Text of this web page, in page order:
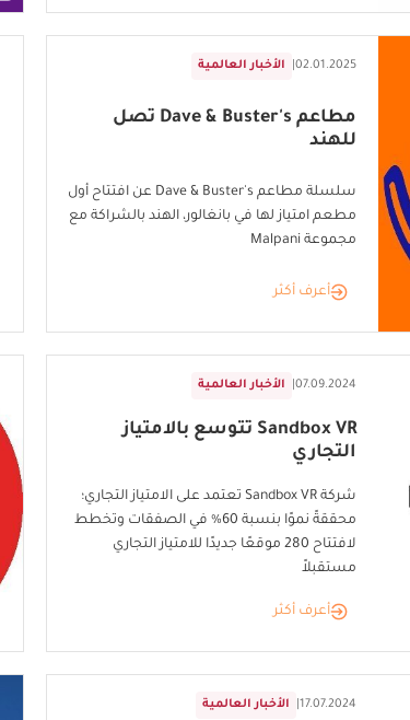
الأخبار العالمية 02.01.2025
مطاعم Dave & Buster's تصل
للهند
سلسلة مطاعم Dave & Buster's عن افتتاح أول
مطعم امتياز لها في بانغالور، الهند بالشراكة مع
مجموعة Malpani
أعرف أكثر
الأخبار العالمية 07.09.2024
Sandbox VR تتوسع بالامتياز
التجاري
شركة Sandbox VR تعتمد على الامتياز التجاري؛
محققةً نموًا بنسبة 60% في الصفقات وتخطط
لافتتاح 280 موقعًا جديدًا للامتياز التجاري
مستقبلاً
أعرف أكثر
الأخبار العالمية 17.07.2024